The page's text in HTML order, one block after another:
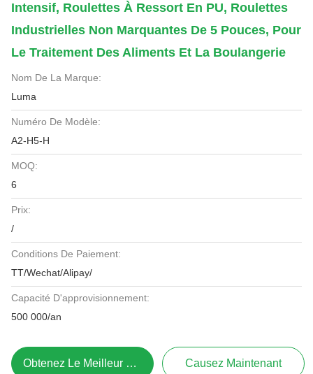
Intensif, Roulettes À Ressort En PU, Roulettes
Industrielles Non Marquantes De 5 Pouces, Pour
Le Traitement Des Aliments Et La Boulangerie
Nom De La Marque:
Luma
Numéro De Modèle:
A2-H5-H
MOQ:
6
Prix:
/
Conditions De Paiement:
TT/Wechat/Alipay/
Capacité D'approvisionnement:
500 000/an
Obtenez Le Meilleur Prix Causez Maintenant